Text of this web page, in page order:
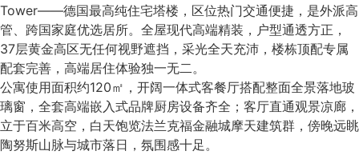
Tower——德国最高纯住宅塔楼，区位热门交通便捷，是外派高
管、跨国家庭优选居所。全屋现代高端精装，户型通透方正，
37层黄金高区无任何视野遮挡，采光全天充沛，楼栋顶配专属
配套完善，高端居住体验独一无二。
公寓使用面积约120㎡，开阔一体式客餐厅搭配整面全景落地玻
璃窗，全套高端嵌入式品牌厨房设备齐全；客厅直通观景凉廊，
立于百米高空，白天饱览法兰克福金融城摩天建筑群，傍晚远眺
陶努斯山脉与城市落日，氛围感十足。